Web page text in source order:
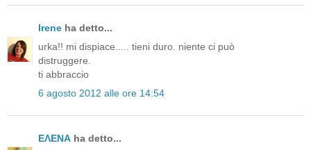
Irene ha detto...
urka!! mi dispiace..... tieni duro. niente ci può
distruggere.
ti abbraccio
6 agosto 2012 alle ore 14:54
ΕΛΕΝΑ ha detto...